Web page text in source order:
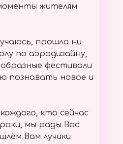
жителям
прошла ни
по аэродизайну,
фестивали
познавать новое и
кто сейчас
мы рады Вас
Вам лучики